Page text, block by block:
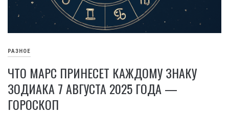
РАЗНОЕ
ЧТО МАРС ПРИНЕСЕТ КАЖДОМУ ЗНАКУ
ЗОДИАКА 7 АВГУСТА 2025 ГОДА —
ГОРОСКОП